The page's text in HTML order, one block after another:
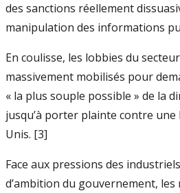
des sanctions réellement
manipulation des informations
En coulisse, les lobbies du
massivement mobilisés pour
« la plus souple possible » de la
jusqu’à porter plainte contre
Unis. [3]
Face aux pressions des
d’ambition du gouvernement,